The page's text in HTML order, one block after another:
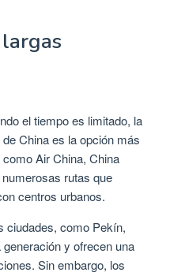
el tiempo es limitado, la
China es la opción más
Air China, China
rutas que
centros urbanos.
ciudades, como Pekín,
y ofrecen una
Sin embargo, los